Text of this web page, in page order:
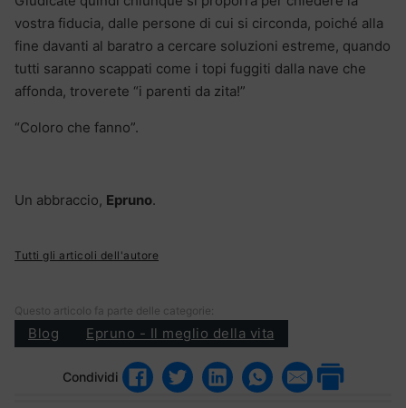
vostra fiducia, dalle persone di cui si circonda, poiché alla
fine davanti al baratro a cercare soluzioni estreme, quando
tutti saranno scappati come i topi fuggiti dalla nave che
affonda, troverete “i parenti da zita!”
“Coloro che fanno”.
Un abbraccio, Epruno.
Tutti gli articoli dell'autore
Questo articolo fa parte delle categorie:
Blog Epruno - Il meglio della vita
Condividi